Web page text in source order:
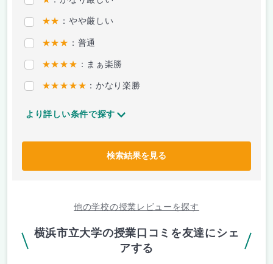
★★ ：やや厳しい
★★★ ：普通
★★★★ ：まぁ楽勝
★★★★★ ：かなり楽勝
より詳しい条件で探す
検索結果を見る
他の学校の授業レビューを探す
横浜市立大学の授業口コミを友達にシェ
アする